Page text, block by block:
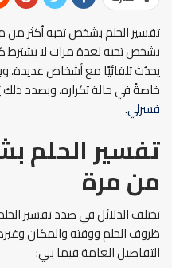
تفسير الحلم بشخص تحبه أكثر من
بشخص تحبه لعدة مرات لا يشترط
يحدُث تلقائيًا مع أشخاص
خاصةً في حالة تكراره، وبصدد
فسرلي.
تفسير الحلم
من مرة
تختلف الدلائل في صدد تفسير
ظروف الحلم ووقته والمكان
التفاصيل العامة فيما يلي: